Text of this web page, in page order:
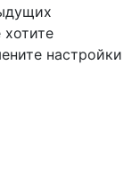
настройки